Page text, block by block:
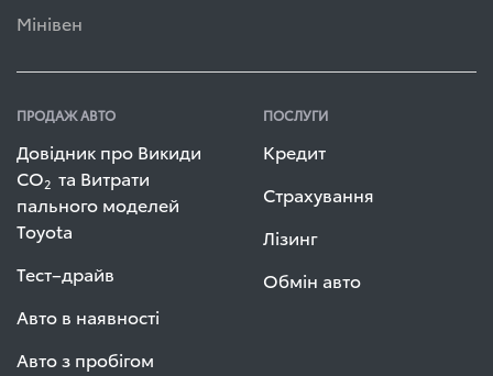
Мінівен
ПРОДАЖ АВТО
Довідник про Викиди
СО2 та Витрати
пального моделей
Toyota
Тест–драйв
Авто в наявності
Авто з пробігом
ПОСЛУГИ
Кредит
Страхування
Лізинг
Обмін авто